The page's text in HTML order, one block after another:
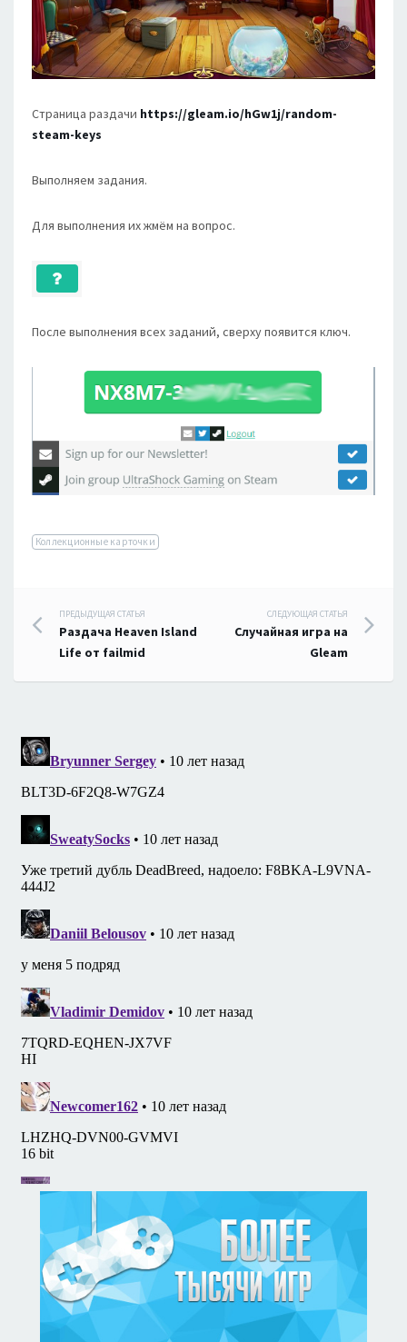
Страница раздачи https://gleam.io/hGw1j/random-
steam-keys
Выполняем задания.
Для выполнения их жмём на вопрос.
После выполнения всех заданий, сверху появится ключ.
Коллекционные карточки
Навигация
по
записям
ПРЕДЫДУЩАЯ СТАТЬЯ
Раздача Heaven Island
Life от failmid
СЛЕДУЮЩАЯ СТАТЬЯ
Случайная игра на
Gleam